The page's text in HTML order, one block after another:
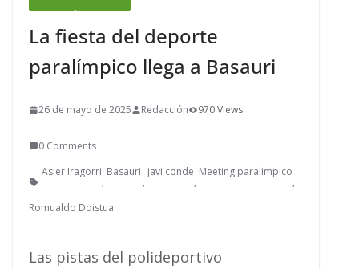
La fiesta del deporte
paralímpico llega a Basauri
26 de mayo de 2025 Redacción 970 Views
0 Comments
Asier Iragorri
,
Basauri
,
javi conde
,
Meeting paralimpico
,
Romualdo Doistua
Las pistas del polideportivo